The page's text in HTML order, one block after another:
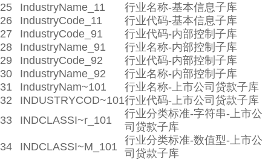
25
IndustryName_11
行业名称-基本信息子库
26
IndustryCode_11
行业代码-基本信息子库
27
IndustryCode_91
行业代码-内部控制子库
28
IndustryName_91
行业名称-内部控制子库
29
IndustryCode_92
行业代码-内部控制子库
30
IndustryName_92
行业名称-内部控制子库
31
IndustryNam~101
行业名称-上市公司贷款子库
32
INDUSTRYCOD~101行业代码-上市公司贷款子库
33
INDCLASSI~r_101
行业分类标准-字符串-上市公
司贷款子库
34
INDCLASSI~M_101
行业分类标准-数值型-上市公
司贷款子库